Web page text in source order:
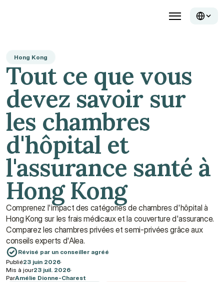
Hong Kong
Tout ce que vous
devez savoir sur
les chambres
d'hôpital et
l'assurance santé à
Hong Kong
Comprenez l'impact des catégories de chambres d'hôpital à
Hong Kong sur les frais médicaux et la couverture d'assurance.
Comparez les chambres privées et semi-privées grâce aux
conseils experts d'Alea.
Révisé par un conseiller agréé
Publié23 juin 2026·
Mis à jour23 juil. 2026·
ParAmélie Dionne-Charest